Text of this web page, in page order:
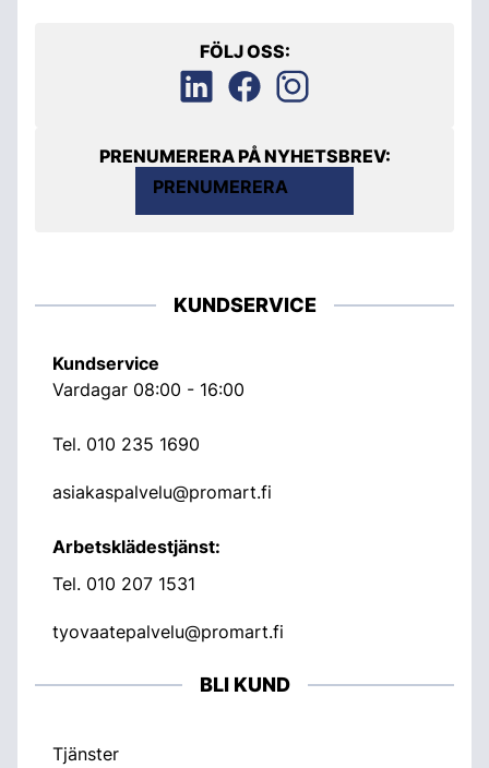
FÖLJ OSS:
PRENUMERERA PÅ NYHETSBREV:
PRENUMERERA
KUNDSERVICE
Kundservice
Vardagar 08:00 - 16:00
Tel. 010 235 1690
asiakaspalvelu@promart.fi
Arbetsklädestjänst:
Tel. 010 207 1531
tyovaatepalvelu@promart.fi
BLI KUND
Tjänster